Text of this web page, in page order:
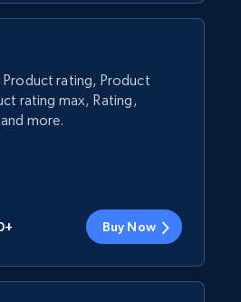
Product rating, Product
rating max, Rating,
more.
Buy Now